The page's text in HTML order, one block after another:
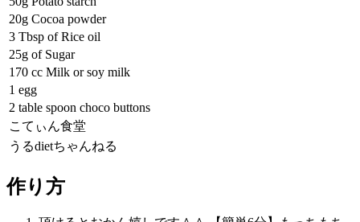
20g Cocoa powder
3 Tbsp of Rice oil
25g of Sugar
170 cc Milk or soy milk
1 egg
2 table spoon choco buttons
こてぃん食堂
うるdietちゃんねる
作り方